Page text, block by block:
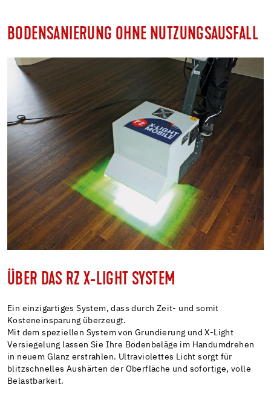
BODENSANIERUNG OHNE NUTZUNGSAUSFALL
ÜBER DAS RZ X-LIGHT SYSTEM
Ein einzigartiges System, dass durch Zeit- und somit
Kosteneinsparung überzeugt.
Mit dem speziellen System von Grundierung und X-Light
Versiegelung lassen Sie Ihre Bodenbeläge im Handumdrehen
in neuem Glanz erstrahlen. Ultraviolettes Licht sorgt für
blitzschnelles Aushärten der Oberfläche und sofortige, volle
Belastbarkeit.